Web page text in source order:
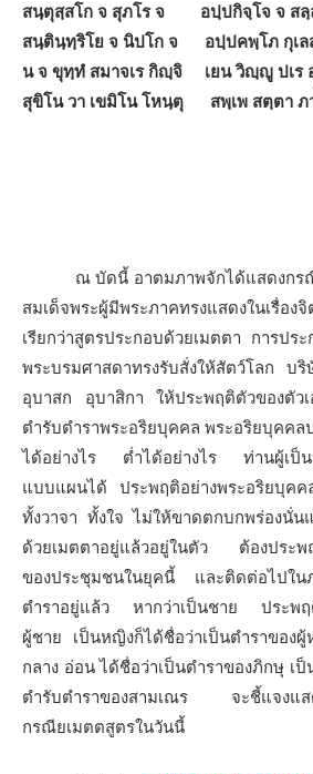
สนฺตุสฺสโก จ สุภโร จ อปฺปกิจฺโจ จ สลฺ
สนฺตินฺทฺริโย จ นิปโก จ อปฺปคพฺโภ กุเล
น จ ขุทฺทํ สมาจเร กิญฺจิ เยน วิญฺญู ปเร
สุขิโน วา เขมิโน โหนฺตุ สพฺเพ สตฺตา ภ
ณ บัดนี้ อาตมภาพจักได้แสดงกรณี
สมเด็จพระผู้มีพระภาคทรงแสดงในเรื่อง
เรียกว่าสูตรประกอบด้วยเมตตา การปร
พระบรมศาสดาทรงรับสั่งให้สัตว์โลก
อุบาสก อุบาสิกา ให้ประพฤติตัวของตัว
ตำรับตำราพระอริยบุคคล พระอริยบุคคล
ได้อย่างไร ต่ำได้อย่างไร ท่านผู้เป็นปุ
แบบแผนได้ ประพฤติอย่างพระอริยบุค
ทั้งวาจา ทั้งใจ ไม่ให้ขาดตกบกพร่องนั่น
ด้วยเมตตาอยู่แล้วอยู่ในตัว ต้องประพ
ของประชุมชนในยุคนี้ และติดต่อไปใ
ตำราอยู่แล้ว หากว่าเป็นชาย ประพฤ
ผู้ชาย เป็นหญิงก็ได้ชื่อว่าเป็นตำราขอ
กลาง อ่อน ได้ชื่อว่าเป็นตำราของภิกษุ เ
ตำรับตำราของสามเณร จะชี้แจงแสด
กรณียเมตตสูตรในวันนี้